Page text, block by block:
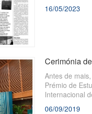
16/05/2023
Cerimónia
Antes de
Prémio de
Internacional
China Press
06/09/2019